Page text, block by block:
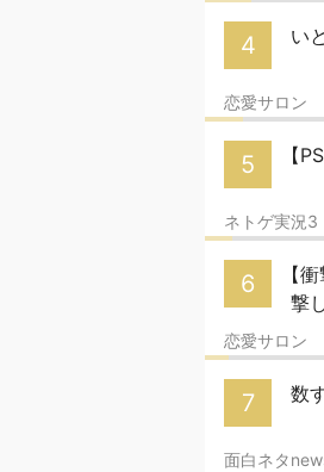
4 い
恋愛サロン
5 【
ネトゲ実況3
6
【
撃
恋愛サロン
7 数
面白ネタ